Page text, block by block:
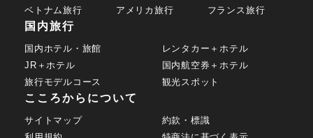
ベトナム旅行
アメリカ旅行 フランス旅行
国内旅行
国内ホテル・旅館
レンタカー＋ホテル
JR＋ホテル
国内航空券＋ホテル
旅行モデルコース
観光スポット
こころからについて
サイトマップ
約款・標識